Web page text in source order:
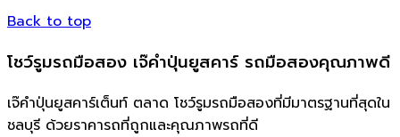
Back to top
โชว์รูมรถมือสอง เจ๊คำปุ่นยูสคาร์ รถมือสองคุณภาพดี
เจ๊คำปุ่นยูสคาร์เต็นท์ ตลาด โชว์รูมรถมือสองที่มีมาตรฐานที่สุดใน
ชลบุรี ด้วยราคารถที่ถูกและคุณภาพรถที่ดี